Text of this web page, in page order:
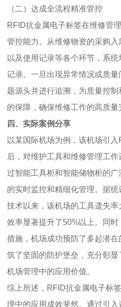
（二）达成全流程精准管控
RFID抗金属电子标签在维修管
管控能力。从维修物资的采购
以及使用记录等各个环节，系
记录。一旦出现异常情况或质
题源头并进行追溯，为质量控
的保障，确保维修工作的高质量
四、实际案例分享
以某国际机场为例，该机场引
后，对维护工具和维修管理工
过智能工具柜和智能储物柜的
的实时监控和精细化管理。据
技术以来，该机场的工具遗失
效率显著提升了50%以上。同
措施，机场成功预防了多起潜
筑了坚固的防护堡垒，充分彰
机场管理中的应用价值。
综上所述，RFID抗金属电子标
理中的应用成效斐然。通过引